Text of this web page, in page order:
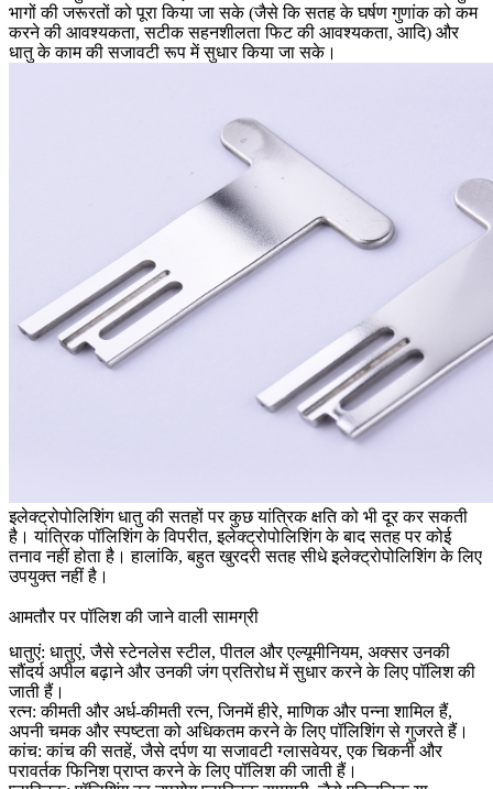
भागों की जरूरतों को पूरा किया जा सके (जैसे कि सतह के घर्षण गुणांक को कम
करने की आवश्यकता, सटीक सहनशीलता फिट की आवश्यकता, आदि) और
धातु के काम की सजावटी रूप में सुधार किया जा सके।
इलेक्ट्रोपोलिशिंग धातु की सतहों पर कुछ यांत्रिक क्षति को भी दूर कर सकती
है। यांत्रिक पॉलिशिंग के विपरीत, इलेक्ट्रोपोलिशिंग के बाद सतह पर कोई
तनाव नहीं होता है। हालांकि, बहुत खुरदरी सतह सीधे इलेक्ट्रोपोलिशिंग के लिए
उपयुक्त नहीं है।
आमतौर पर पॉलिश की जाने वाली सामग्री
धातुएं: धातुएं, जैसे स्टेनलेस स्टील, पीतल और एल्यूमीनियम, अक्सर उनकी
सौंदर्य अपील बढ़ाने और उनकी जंग प्रतिरोध में सुधार करने के लिए पॉलिश की
जाती हैं।
रत्न: कीमती और अर्ध-कीमती रत्न, जिनमें हीरे, माणिक और पन्ना शामिल हैं,
अपनी चमक और स्पष्टता को अधिकतम करने के लिए पॉलिशिंग से गुजरते हैं।
कांच: कांच की सतहें, जैसे दर्पण या सजावटी ग्लासवेयर, एक चिकनी और
परावर्तक फिनिश प्राप्त करने के लिए पॉलिश की जाती हैं।